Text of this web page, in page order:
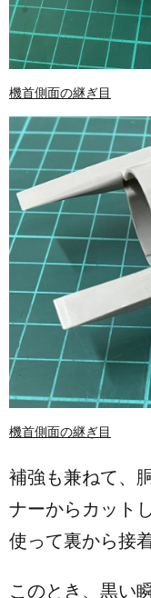
機首側面の継ぎ目
機首側面の継ぎ目
補強も兼ねて、
ナーからカット
使って裏から接
このとき、黒い